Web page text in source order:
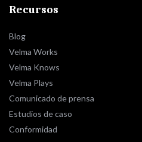
Recursos
Blog
Velma Works
Velma Knows
Velma Plays
Comunicado de prensa
Estudios de caso
Conformidad